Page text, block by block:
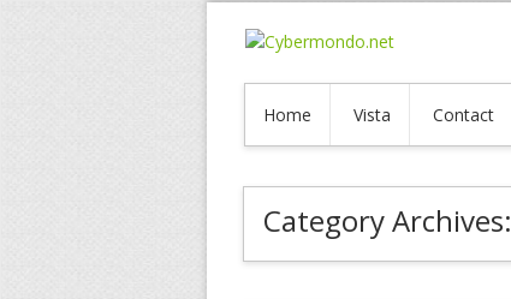
Home Vista Contact
Category Archives: